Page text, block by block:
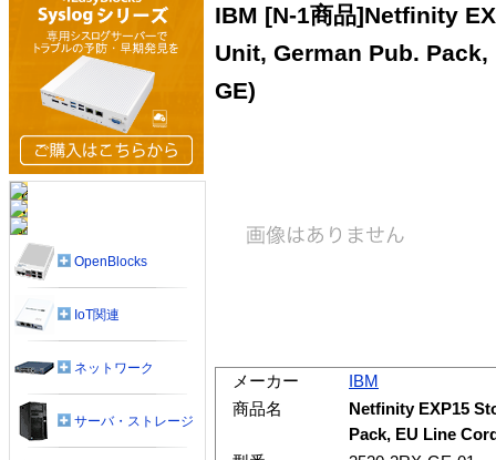
IBM [N-1商品]Netfinity
Unit, German Pub.
GE)
メーカー
IBM
商品名
Netfinity EXP15
Pack, EU Line
OpenBlocks
IoT関連
ネットワーク
サーバ・ストレージ